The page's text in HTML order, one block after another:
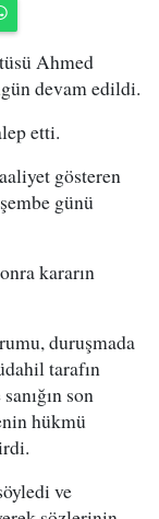
Ahmed
devam edildi.
etti.
gösteren
günü
kararın
duruşmada
tarafın
son
hükmü
ve